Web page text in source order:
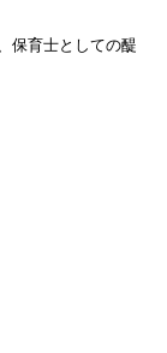
保育士としての醍